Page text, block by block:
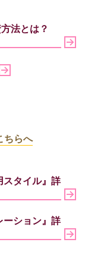
方法とは？
ちらへ
タイル』詳
ション』詳